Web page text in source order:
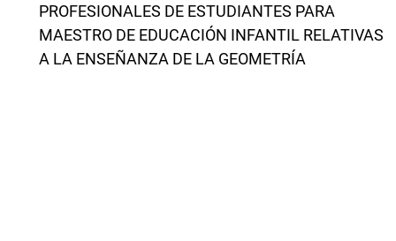
PROFESIONALES DE ESTUDIANTES PARA
MAESTRO DE EDUCACIÓN INFANTIL RELATIVAS
A LA ENSEÑANZA DE LA GEOMETRÍA